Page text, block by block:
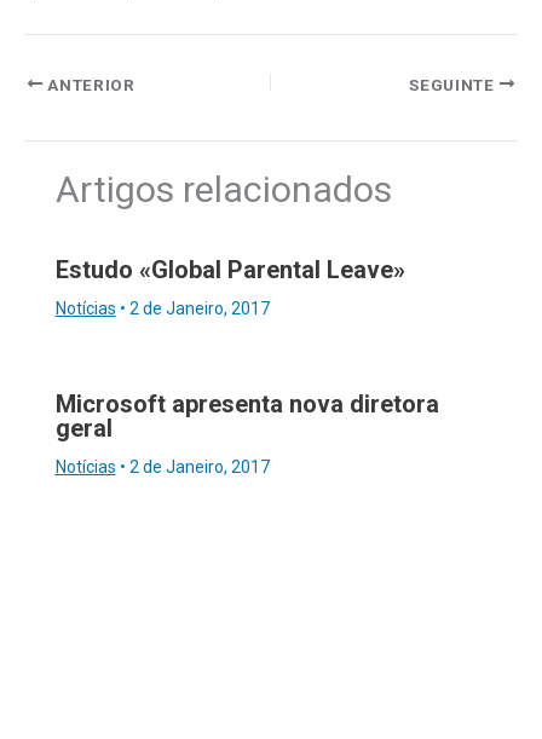
ANTERIOR SEGUINTE
Artigos relacionados
Estudo «Global Parental Leave»
Notícias • 2 de Janeiro, 2017
Microsoft apresenta nova diretora
geral
Notícias • 2 de Janeiro, 2017